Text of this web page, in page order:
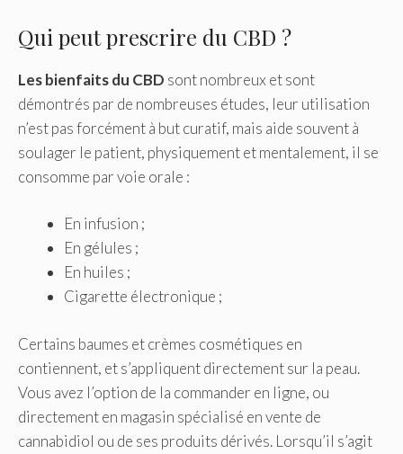
Qui peut prescrire du CBD ?
Les bienfaits du CBD sont nombreux et sont
démontrés par de nombreuses études, leur utilisation
n’est pas forcément à but curatif, mais aide souvent à
soulager le patient, physiquement et mentalement, il se
consomme par voie orale :
En infusion ;
En gélules ;
En huiles ;
Cigarette électronique ;
Certains baumes et crèmes cosmétiques en
contiennent, et s’appliquent directement sur la peau.
Vous avez l’option de la commander en ligne, ou
directement en magasin spécialisé en vente de
cannabidiol ou de ses produits dérivés. Lorsqu’il s’agit